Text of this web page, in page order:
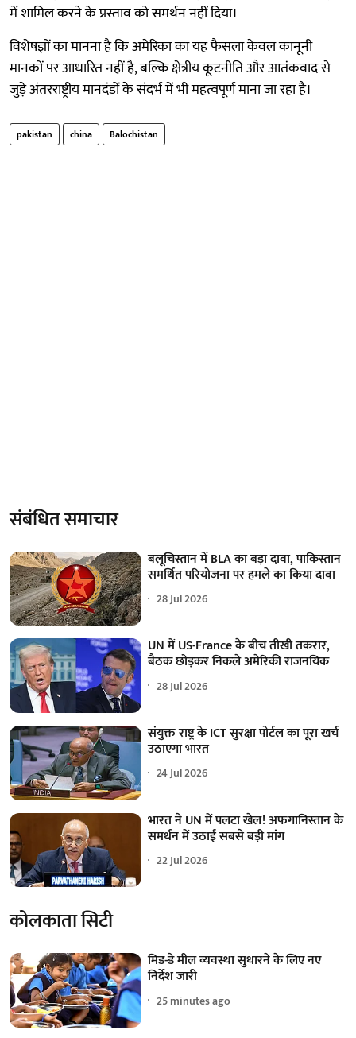
में शामिल करने के प्रस्ताव को समर्थन नहीं दिया।
विशेषज्ञों का मानना है कि अमेरिका का यह फैसला केवल कानूनी
मानकों पर आधारित नहीं है, बल्कि क्षेत्रीय कूटनीति और आतंकवाद से
जुड़े अंतरराष्ट्रीय मानदंडों के संदर्भ में भी महत्वपूर्ण माना जा रहा है।
pakistan china Balochistan
संबंधित समाचार
बलूचिस्तान में BLA का बड़ा दावा, पाकिस्तान
समर्थित परियोजना पर हमले का किया दावा
28 Jul 2026
UN में US-France के बीच तीखी तकरार,
बैठक छोड़कर निकले अमेरिकी राजनयिक
28 Jul 2026
संयुक्त राष्ट्र के ICT सुरक्षा पोर्टल का पूरा खर्च
उठाएगा भारत
24 Jul 2026
भारत ने UN में पलटा खेल! अफगानिस्तान के
समर्थन में उठाई सबसे बड़ी मांग
22 Jul 2026
कोलकाता सिटी
मिड-डे मील व्यवस्था सुधारने के लिए नए
निर्देश जारी
25 minutes ago